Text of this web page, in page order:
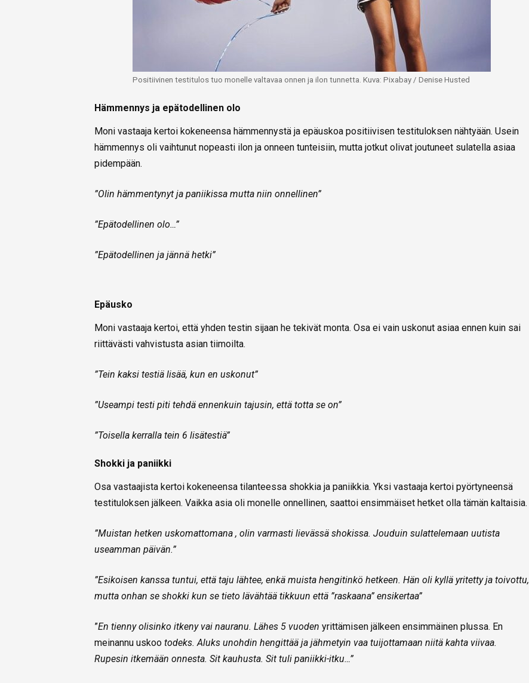
Positiivinen testitulos tuo monelle valtavaa onnen ja ilon tunnetta. Kuva: Pixabay / Denise Husted
Hämmennys ja epätodellinen olo
Moni vastaaja kertoi kokeneensa hämmennystä ja epäuskoa positiivisen testituloksen nähtyään. Usein
hämmennys oli vaihtunut nopeasti ilon ja onneen tunteisiin, mutta jotkut olivat joutuneet sulatella asiaa
pidempään.
”Olin hämmentynyt ja paniikissa mutta niin onnellinen”
”Epätodellinen olo…”
”Epätodellinen ja jännä hetki”
Epäusko
Moni vastaaja kertoi, että yhden testin sijaan he tekivät monta. Osa ei vain uskonut asiaa ennen kuin sai
riittävästi vahvistusta asian tiimoilta.
”Tein kaksi testiä lisää, kun en uskonut”
”Useampi testi piti tehdä ennenkuin tajusin, että totta se on”
”Toisella kerralla tein 6 lisätestiä”
Shokki ja paniikki
Osa vastaajista kertoi kokeneensa tilanteessa shokkia ja paniikkia. Yksi vastaaja kertoi pyörtyneensä
testituloksen jälkeen. Vaikka asia oli monelle onnellinen, saattoi ensimmäiset hetket olla tämän kaltaisia.
”Muistan hetken uskomattomana , olin varmasti lievässä shokissa. Jouduin sulattelemaan uutista
useamman päivän.”
”Esikoisen kanssa tuntui, että taju lähtee, enkä muista hengitinkö hetkeen. Hän oli kyllä yritetty ja toivottu,
mutta onhan se shokki kun se tieto lävähtää tikkuun että ”raskaana” ensikertaa”
”En tienny olisinko itkeny vai nauranu. Lähes 5 vuoden yrittämisen jälkeen ensimmäinen plussa. En
meinannu uskoo todeks. Aluks unohdin hengittää ja jähmetyin vaa tuijottamaan niitä kahta viivaa.
Rupesin itkemään onnesta. Sit kauhusta. Sit tuli paniikki-itku…”